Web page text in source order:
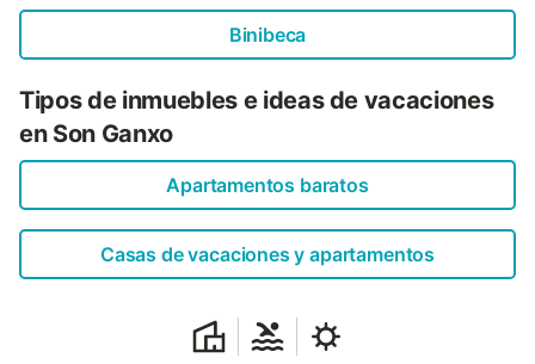
Binibeca
Tipos de inmuebles e ideas de vacaciones
en Son Ganxo
Apartamentos baratos
Casas de vacaciones y apartamentos